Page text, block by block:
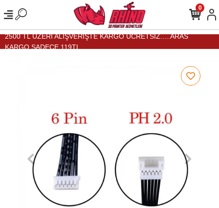
2500 TL ÜZERİ ALIŞVERİŞTE KARGO ÜCRETSİZ.....ARAS
KARGO SADECE 119TL...
0